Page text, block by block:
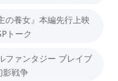
養女』本編先行上映
トーク
ファンタジー ブレイブ
影戦争